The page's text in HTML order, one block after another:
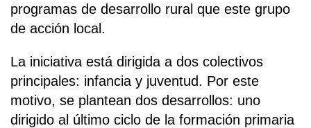
programas de desarrollo rural que este grupo
de acción local.
La iniciativa está dirigida a dos colectivos
principales: infancia y juventud. Por este
motivo, se plantean dos desarrollos: uno
dirigido al último ciclo de la formación primaria